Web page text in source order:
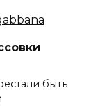
быть